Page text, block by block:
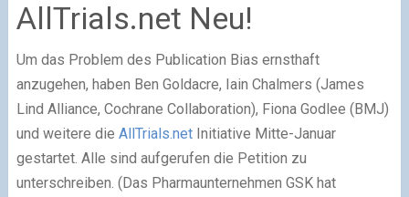
AllTrials.net Neu!
Um das Problem des Publication Bias ernsthaft
anzugehen, haben Ben Goldacre, Iain Chalmers (James
Lind Alliance, Cochrane Collaboration), Fiona Godlee (BMJ)
und weitere die AllTrials.netInitiative Mitte-Januar
gestartet. Alle sind aufgerufen die Petition zu
unterschreiben. (Das Pharmaunternehmen GSK hat